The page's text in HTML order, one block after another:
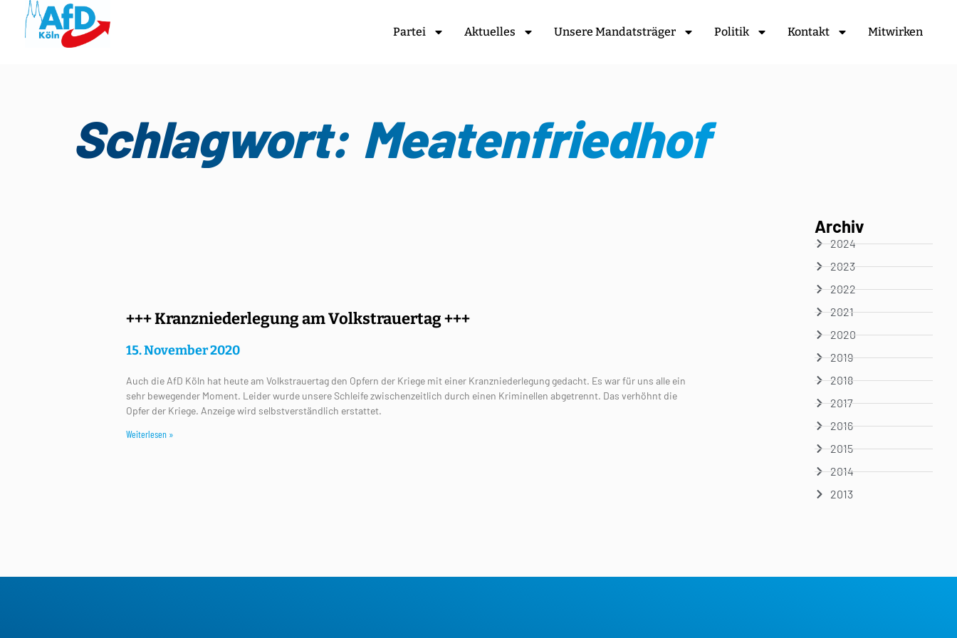
Partei Aktuelles Unsere Mandatsträger Politik Kontakt Mitwirken
Schlagwort: Meatenfriedhof
+++ Kranzniederlegung am Volkstrauertag +++
15. November 2020
Auch die AfD Köln hat heute am Volkstrauertag den Opfern der Kriege mit einer Kranzniederlegung gedacht. Es war für uns alle ein
sehr bewegender Moment. Leider wurde unsere Schleife zwischenzeitlich durch einen Kriminellen abgetrennt. Das verhöhnt die
Opfer der Kriege. Anzeige wird selbstverständlich erstattet.
Weiterlesen »
Archiv
2024
2023
2022
2021
2020
2019
2018
2017
2016
2015
2014
2013